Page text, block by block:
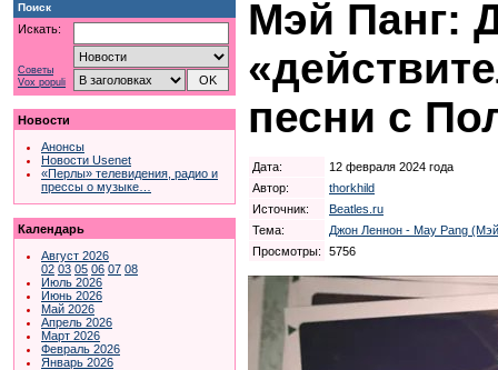
Поиск
Искать:
Советы
Vox populi
Новости
Анонсы
Новости Usenet
«Перлы» телевидения, радио и
прессы о музыке…
Календарь
Август 2026
02 03 05 06 07 08
Июль 2026
Июнь 2026
Май 2026
Апрель 2026
Март 2026
Февраль 2026
Январь 2026
Мэй Панг:
песни с
Дата:
12 февраля 2024 года
Автор:
thorkhild
Источник:
Beatles.ru
Тема:
Джон Леннон - May Pang
Просмотры:
5756